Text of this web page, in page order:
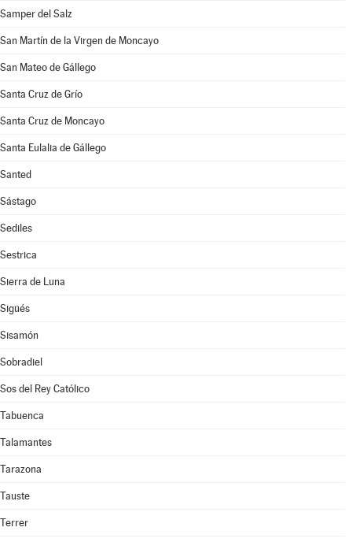
Samper del Salz
San Martín de la Virgen de Moncayo
San Mateo de Gállego
Santa Cruz de Grío
Santa Cruz de Moncayo
Santa Eulalia de Gállego
Santed
Sástago
Sediles
Sestrica
Sierra de Luna
Sigüés
Sisamón
Sobradiel
Sos del Rey Católico
Tabuenca
Talamantes
Tarazona
Tauste
Terrer